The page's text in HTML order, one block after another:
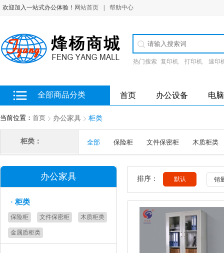
欢迎加入一站式办公体验！ 网站首页 帮助中心
热门搜索 复印机 打印机 速印
全部商品分类 首页 办公设备 电
当前位置： 首页 办公家具 柜类
柜类： 全部 保险柜 文件保密柜 木质柜类
办公家具
· 柜类
保险柜 文件保密柜 木质柜类
金属质柜类
排序： 默认 销